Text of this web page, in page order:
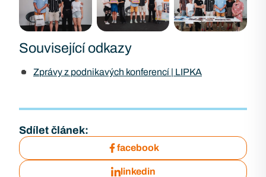
Související odkazy
Zprávy z podnikavých konferencí | LIPKA
Sdílet článek:
facebook
linkedin